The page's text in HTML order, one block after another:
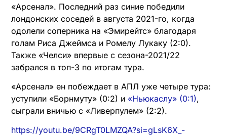
«Арсенал». Последний раз синие победили
лондонских соседей в августа 2021-го, когда
одолели соперника на «Эмирейтс» благодаря
голам Риса Джеймса и Ромелу Лукаку (2:0).
Также «Челси» впервые с сезона-2021/22
забрался в топ-3 по итогам тура.
«Арсенал» ен побеждает в АПЛ уже четыре тура:
уступили «Борнмуту» (0:2) и «Ньюкаслу» (0:1),
сыграли вничью с «Ливерпулем» (2:2).
https://youtu.be/9CRgT0LMZQA?si=gLsK6X_-